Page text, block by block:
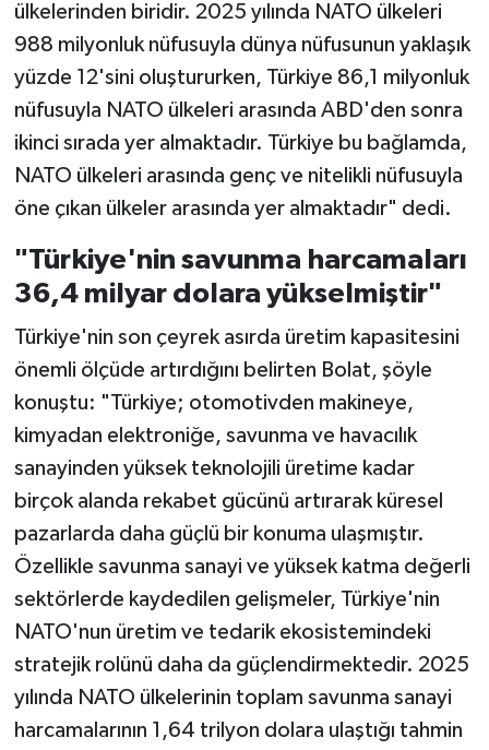
ülkelerinden biridir. 2025 yılında NATO ülkeleri
988 milyonluk nüfusuyla dünya nüfusunun yaklaşık
yüzde 12'sini oluştururken, Türkiye 86,1 milyonluk
nüfusuyla NATO ülkeleri arasında ABD'den sonra
ikinci sırada yer almaktadır. Türkiye bu bağlamda,
NATO ülkeleri arasında genç ve nitelikli nüfusuyla
öne çıkan ülkeler arasında yer almaktadır" dedi.
"Türkiye'nin savunma harcamaları
36,4 milyar dolara yükselmiştir"
Türkiye'nin son çeyrek asırda üretim kapasitesini
önemli ölçüde artırdığını belirten Bolat, şöyle
konuştu: "Türkiye; otomotivden makineye,
kimyadan elektroniğe, savunma ve havacılık
sanayinden yüksek teknolojili üretime kadar
birçok alanda rekabet gücünü artırarak küresel
pazarlarda daha güçlü bir konuma ulaşmıştır.
Özellikle savunma sanayi ve yüksek katma değerli
sektörlerde kaydedilen gelişmeler, Türkiye'nin
NATO'nun üretim ve tedarik ekosistemindeki
stratejik rolünü daha da güçlendirmektedir. 2025
yılında NATO ülkelerinin toplam savunma sanayi
harcamalarının 1,64 trilyon dolara ulaştığı tahmin